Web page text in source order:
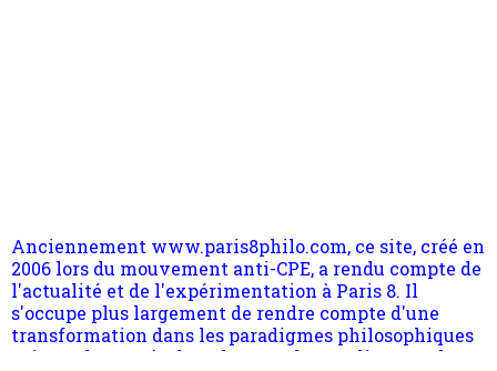
l'actualité et de l'expérimentation à Paris 8. Il
s'occupe plus largement de rendre compte d'une
transformation dans les paradigmes philosophiques
suivant la pensée du Dehors ou du Surpli, omme la
nomme les métaphysiciens classique. Nous avons
quant à nous déjà basculé d'emblée dans la modernité